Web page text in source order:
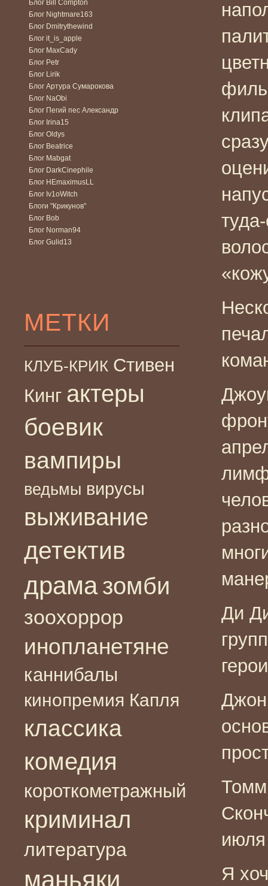
Блог Bill Compton
Блог Nightmare163
Блог Dmitrythewind
Блог it_is_apple
Блог MaxCady
Блог Petr
Блог Lirik
Блог Артура Сумарокова
Блог NaObi
Блог Пегий пес Александр
Блог Irina15
Блог Oldys
Блог Beatrice
Блог Mabgat
Блог DarkCinephile
Блог HEmaximusLL
Блог Iv1oWitch
Блоги "Крикунов"
Блог Bob
Блог Norman94
Блог Gulid13
МЕТКИ
КЛУБ-КРИК Стивен
Кинг актеры
боевик
вампиры
ведьмы вирусы
выживание
детектив
драма зомби
зоохоррор
инопланетяне
каннибалы
кинопремия Капля
классика
комедия
короткометражный
криминал
литература
маньяки
Ди
июля
Я